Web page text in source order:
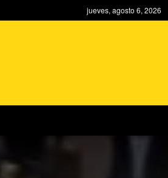
jueves, agosto 6, 2026